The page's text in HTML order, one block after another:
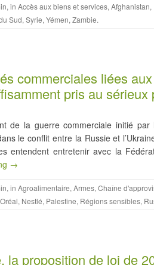
, in Accès aux biens et services, Afghanistan,
Sud, Syrie, Yémen, Zambie.
commerciales liées
pris au sérieux
de la guerre commerciale initié par
le conflit entre la Russie et
entendent entretenir avec la
→
, in Agroalimentaire, Armes, Chaîne
, Nestlé, Palestine, Régions sensibles,
la proposition de loi de